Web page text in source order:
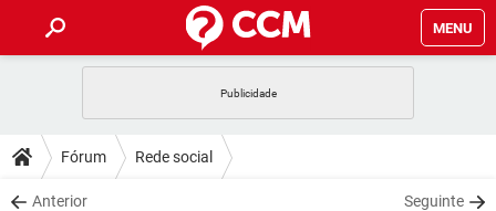
MENU
CELULAR
OUTLOOK
DICAS
JOGOS
DOWNLOADS
Fórum Rede social
Anterior Seguinte